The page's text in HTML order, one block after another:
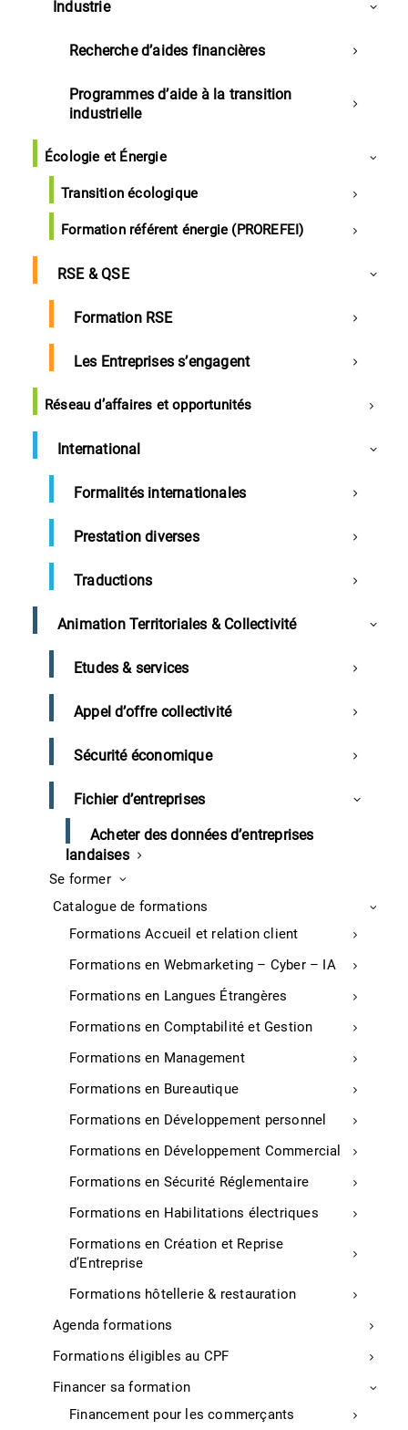
Industrie
Recherche d’aides financières
Programmes d’aide à la transition
industrielle
Écologie et Énergie
Transition écologique
Formation référent énergie (PROREFEI)
RSE & QSE
Formation RSE
Les Entreprises s’engagent
Réseau d’affaires et opportunités
International
Formalités internationales
Prestation diverses
Traductions
Animation Territoriales & Collectivité
Etudes & services
Appel d’offre collectivité
Sécurité économique
Fichier d’entreprises
Acheter des données d’entreprises
landaises
Se former
Catalogue de formations
Formations Accueil et relation client
Formations en Webmarketing – Cyber – IA
Formations en Langues Étrangères
Formations en Comptabilité et Gestion
Formations en Management
Formations en Bureautique
Formations en Développement personnel
Formations en Développement Commercial
Formations en Sécurité Réglementaire
Formations en Habilitations électriques
Formations en Création et Reprise
d’Entreprise
Formations hôtellerie & restauration
Agenda formations
Formations éligibles au CPF
Financer sa formation
Financement pour les commerçants
Tenez-vous au courant de nos dernières
Nos prestations de services
Diagnostic numérique TPE
Service à la personne
Tourisme et Thermalisme
La situation touristique dans les Landes : données et
Prestation d’accompagnement
Transition numérique
Réseau d’affaires et opportunités
International
Formalités internationales
Prestation diverses
Traductions
Commerce
Permis d’exploitation restaurant et commerce
Le Club Commerce
Écologie et Responsabilité Environnementale & Sociétale
Transition écologique
Transition énergétique